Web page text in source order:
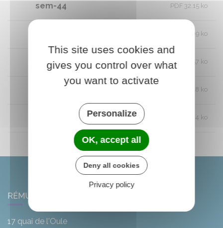
sem-44 PDF 32.15 ko
PDF 32.09 ko
sem-46 PDF 128.57 ko
sem-47 PDF 130.58 ko
PDF 130.14 ko
RÉMUZAT
17 quai de l'Oule
This site uses cookies and
gives you control over what
you want to activate
Personalize
OK, accept all
Deny all cookies
Privacy policy